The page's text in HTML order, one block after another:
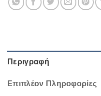
Περιγραφή
Επιπλέον Πληροφορίες